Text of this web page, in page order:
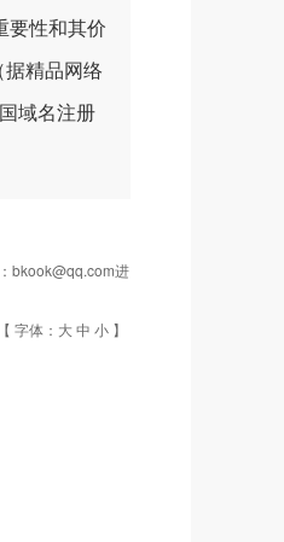
要性和其价
精品网络
域名注册
bkook@qq.com进
字体： 大中 小 】